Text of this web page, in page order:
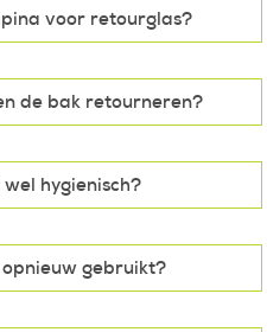
voor retourglas?
de bak retourneren?
hygienisch?
gebruikt?